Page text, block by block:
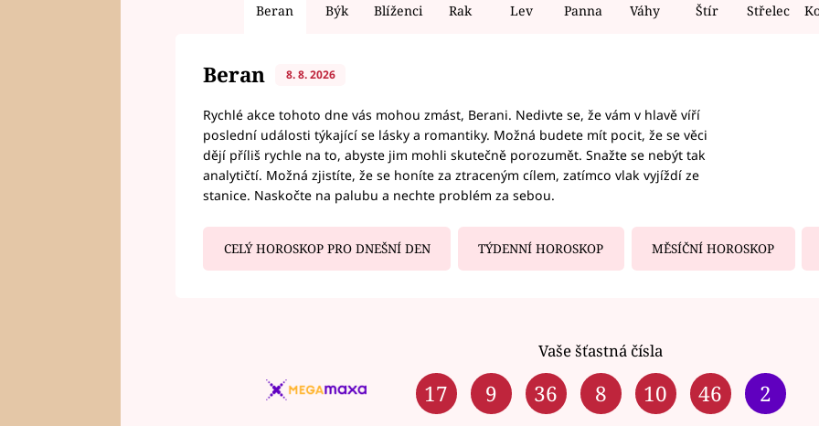
Beran Býk Blíženci Rak Lev Panna Váhy Štír Střelec
Beran 8. 8. 2026
Rychlé akce tohoto dne vás mohou zmást, Berani. Nedivte se, že vám v hlavě víří
poslední události týkající se lásky a romantiky. Možná budete mít pocit, že se věci
dějí příliš rychle na to, abyste jim mohli skutečně porozumět. Snažte se nebýt tak
analytičtí. Možná zjistíte, že se honíte za ztraceným cílem, zatímco vlak vyjíždí ze
stanice. Naskočte na palubu a nechte problém za sebou.
CELÝ HOROSKOP PRO DNEŠNÍ DEN TÝDENNÍ HOROSKOP MĚSÍČNÍ HOROSKOP
Vaše šťastná čísla
17 9 36 8 10 46 2